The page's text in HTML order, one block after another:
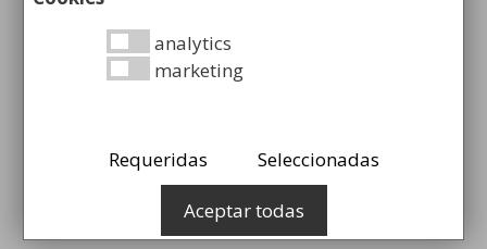
Soporte para Maletas
Cromado
Soporte de maletas Cromado
analytics
marketing
Requeridas Seleccionadas
Aceptar todas